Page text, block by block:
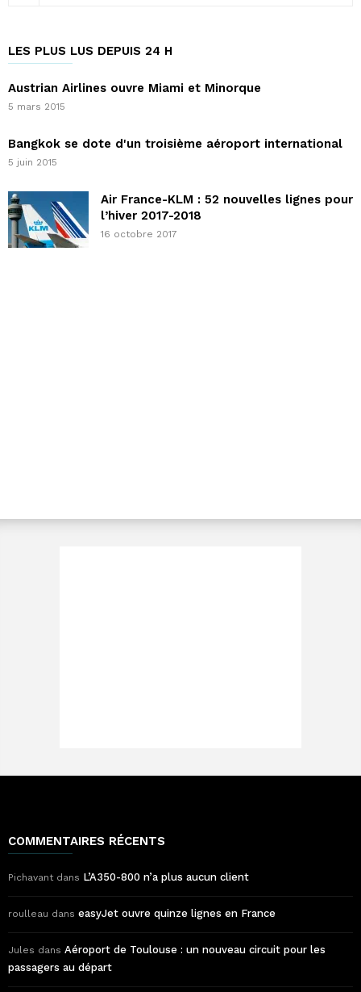
LES PLUS LUS DEPUIS 24 H
Austrian Airlines ouvre Miami et Minorque
5 mars 2015
Bangkok se dote d'un troisième aéroport international
5 juin 2015
Air France-KLM : 52 nouvelles lignes pour
l’hiver 2017-2018
16 octobre 2017
COMMENTAIRES RÉCENTS
Pichavant dans L’A350-800 n’a plus aucun client
roulleau dans easyJet ouvre quinze lignes en France
Jules dans Aéroport de Toulouse : un nouveau circuit pour les
passagers au départ